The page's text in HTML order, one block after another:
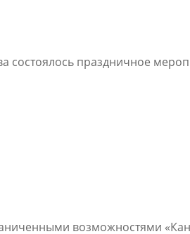
состоялось праздничное
возможностями